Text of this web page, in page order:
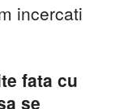
incercati
fata cu
se